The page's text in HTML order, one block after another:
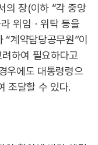
의 장(이하 “각 중앙
위임ㆍ위탁 등을
계약담당공무원”이
하여 필요하다고
우에도 대통령령으
조달할 수 있다.